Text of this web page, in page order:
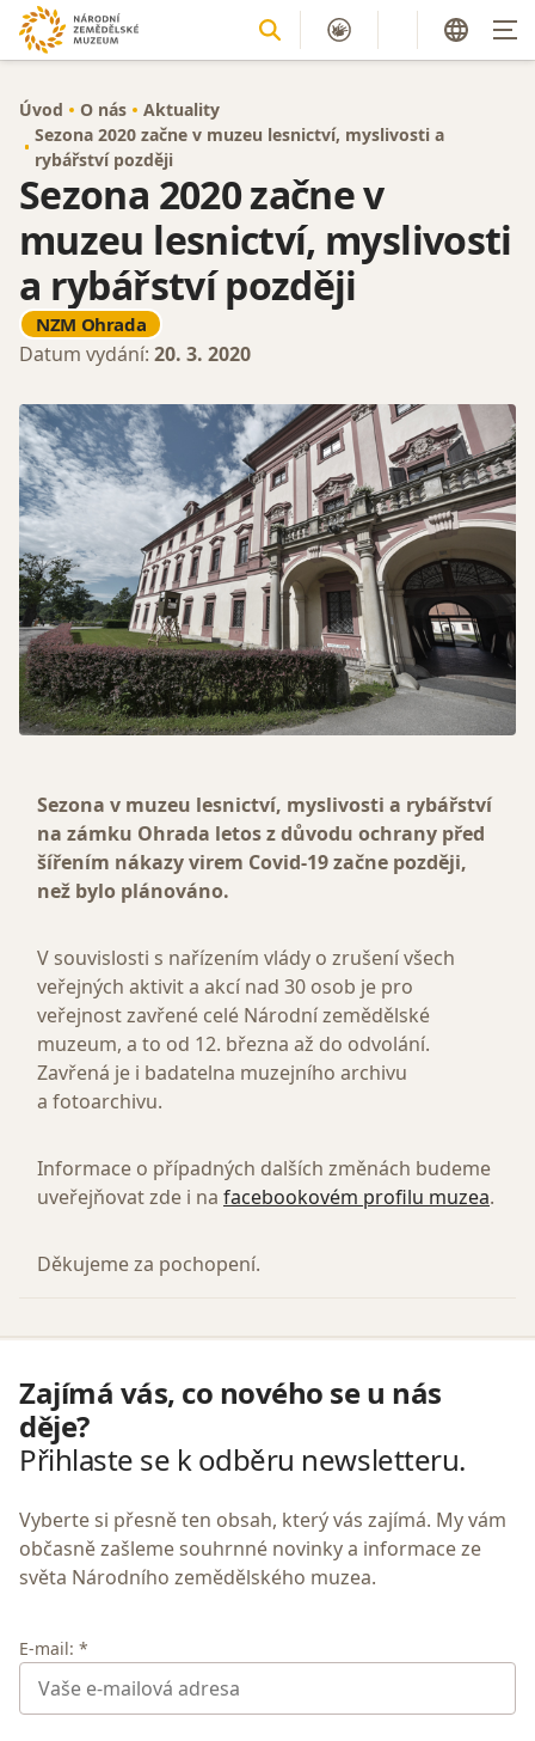
Úvod O nás
Aktuality
Sezona 2020 začne v muzeu lesnictví, myslivosti a
rybářství později
Sezona 2020 začne v
muzeu lesnictví, myslivosti
a rybářství později
NZM Ohrada
Datum vydání: 20. 3. 2020
Sezona v muzeu lesnictví, myslivosti a rybářství
na zámku Ohrada letos z důvodu ochrany před
šířením nákazy virem Covid-19 začne později,
než bylo plánováno.
V souvislosti s nařízením vlády o zrušení všech
veřejných aktivit a akcí nad 30 osob je pro
veřejnost zavřené celé Národní zemědělské
muzeum, a to od 12. března až do odvolání.
Zavřená je i badatelna muzejního archivu
a fotoarchivu.
Informace o případných dalších změnách budeme
uveřejňovat zde i na facebookovém profilu muzea.
Děkujeme za pochopení.
Zajímá vás, co nového se u nás
děje?
Přihlaste se k odběru newsletteru.
Vyberte si přesně ten obsah, který vás zajímá. My vám
občasně zašleme souhrnné novinky a informace ze
světa Národního zemědělského muzea.
E-mail: *